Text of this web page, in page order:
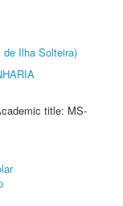
de Ilha Solteira)
title: MS-